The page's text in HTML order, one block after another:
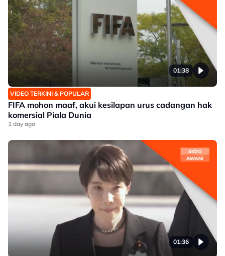
01:38
VIDEO TERKINI & POPULAR
FIFA mohon maaf, akui kesilapan urus cadangan hak
komersial Piala Dunia
1 day ago
01:36